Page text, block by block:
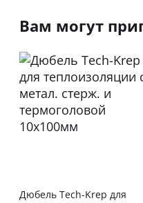
Вам могут
Дюбель Tech-Krep для